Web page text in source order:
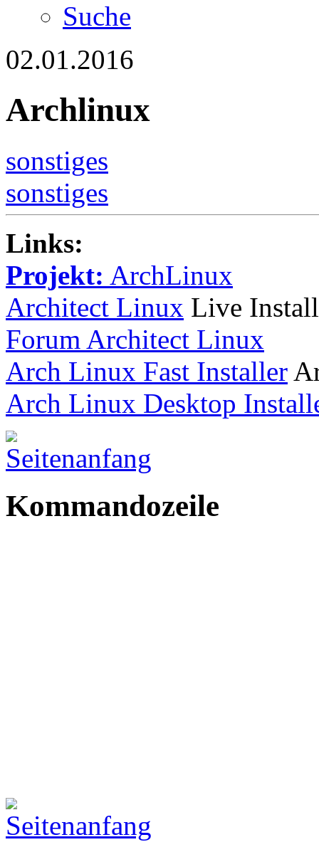
Suche
02.01.2016
Archlinux
sonstiges
sonstiges
Links:
Projekt: ArchLinux
Architect Linux Live
Forum Architect Linux
Arch Linux Fast Installer
Arch Linux Desktop
Kommandozeile